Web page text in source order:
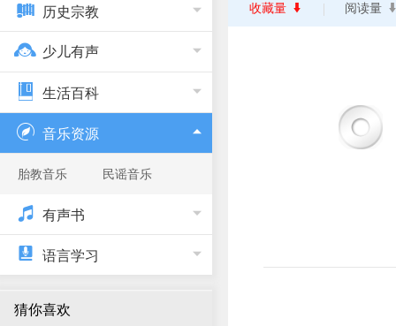
历史宗教
少儿有声
生活百科
音乐资源
胎教音乐 民谣音乐
有声书
语言学习
猜你喜欢
收藏量 阅读量